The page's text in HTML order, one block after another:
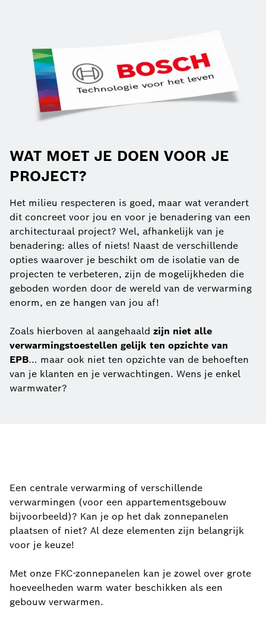
WAT MOET JE DOEN VOOR JE
PROJECT?
Het milieu respecteren is goed, maar wat verandert
dit concreet voor jou en voor je benadering van een
architecturaal project? Wel, afhankelijk van je
benadering: alles of niets! Naast de verschillende
opties waarover je beschikt om de isolatie van de
projecten te verbeteren, zijn de mogelijkheden die
geboden worden door de wereld van de verwarming
enorm, en ze hangen van jou af!
Zoals hierboven al aangehaald zijn niet alle
verwarmingstoestellen gelijk ten opzichte van
EPB… maar ook niet ten opzichte van de behoeften
van je klanten en je verwachtingen. Wens je enkel
warmwater?
Een centrale verwarming of verschillende
verwarmingen (voor een appartementsgebouw
bijvoorbeeld)? Kan je op het dak zonnepanelen
plaatsen of niet? Al deze elementen zijn belangrijk
voor je keuze!
Met onze FKC-zonnepanelen kan je zowel over grote
hoeveelheden warm water beschikken als een
gebouw verwarmen.